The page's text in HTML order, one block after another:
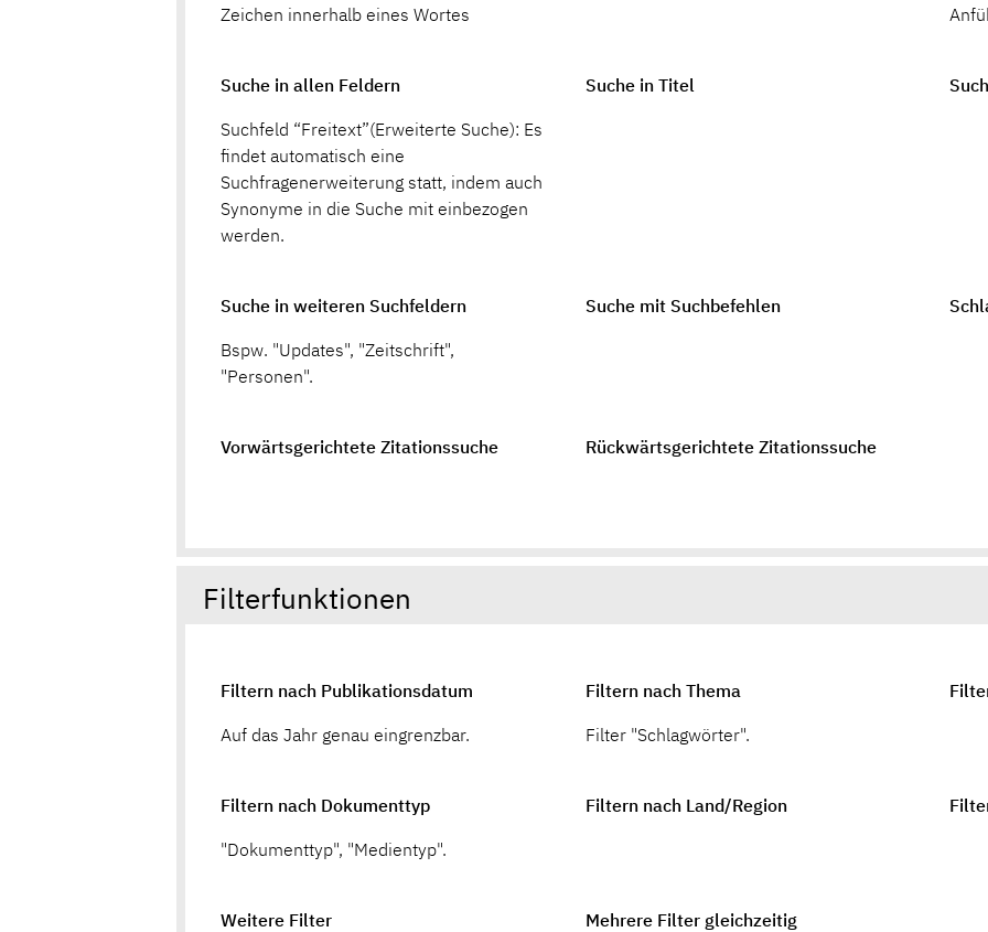
Zeichen innerhalb eines Wortes
Suche in allen Feldern
Suchfeld “Freitext”(Erweiterte Suche): Es
findet automatisch eine
Suchfragenerweiterung statt, indem auch
Synonyme in die Suche mit einbezogen
werden.
Suche in Titel
Suche in weiteren Suchfeldern
Bspw. "Updates", "Zeitschrift",
"Personen".
Suche mit Suchbefehlen
Vorwärtsgerichtete Zitationssuche Rückwärtsgerichtete Zitationssuche
Filterfunktionen
Filtern nach Publikationsdatum
Auf das Jahr genau eingrenzbar.
Filtern nach Thema
Filter "Schlagwörter".
Filtern nach Dokumenttyp
"Dokumenttyp", "Medientyp".
Filtern nach Land/Region
Weitere Filter
Mehrere Filter gleichzeitig